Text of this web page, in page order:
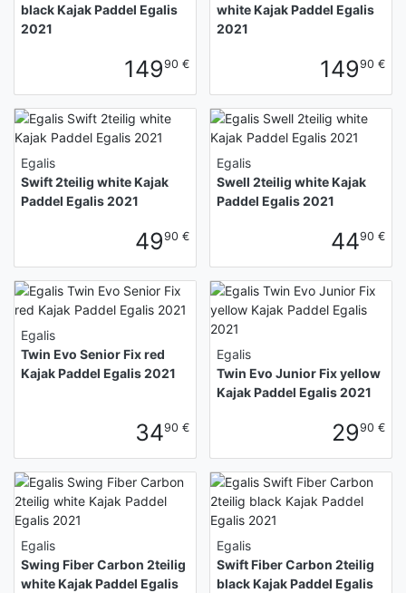
black Kajak Paddel Egalis
2021
14990 €
white Kajak Paddel Egalis
2021
14990 €
Egalis
Swift 2teilig white Kajak
Paddel Egalis 2021
4990 €
Egalis
Swell 2teilig white Kajak
Paddel Egalis 2021
4490 €
Egalis
Twin Evo Senior Fix red
Kajak Paddel Egalis 2021
3490 €
Egalis
Twin Evo Junior Fix yellow
Kajak Paddel Egalis 2021
2990 €
Egalis
Swing Fiber Carbon 2teilig
white Kajak Paddel Egalis
Egalis
Swift Fiber Carbon 2teilig
black Kajak Paddel Egalis